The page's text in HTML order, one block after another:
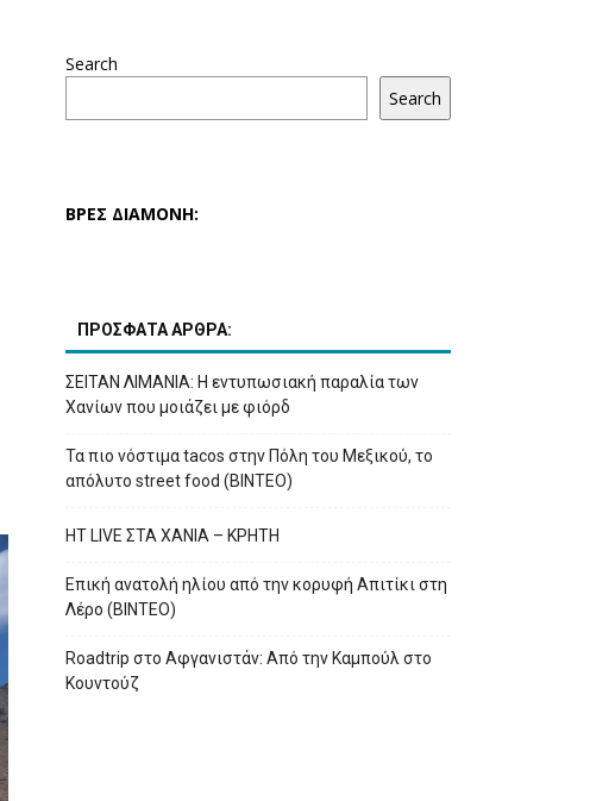
Search
Search
ΒΡΕΣ ΔΙΑΜΟΝΗ:
ΠΡΟΣΦΑΤΑ ΑΡΘΡΑ:
ΣΕΙΤΑΝ ΛΙΜΑΝΙΑ: Η εντυπωσιακή παραλία των
Χανίων που μοιάζει με φιόρδ
Τα πιο νόστιμα tacos στην Πόλη του Μεξικού, το
απόλυτο street food (ΒΙΝΤΕΟ)
HT LIVE ΣΤΑ ΧΑΝΙΑ – ΚΡΗΤΗ
Επική ανατολή ηλίου από την κορυφή Απιτίκι στη
Λέρο (ΒΙΝΤΕΟ)
Roadtrip στο Αφγανιστάν: Από την Καμπούλ στο
Κουντούζ